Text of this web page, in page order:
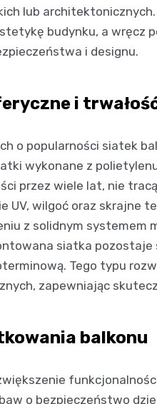
lub
budynku, a wręcz
i designu.
i
o popularności siatek
wykonane z
przez wiele lat, nie
UV, wilgoć oraz skrajne
z solidnym systemem
siatka
Tego typu
zapewniając
balkonu
o bezpieczeństwo